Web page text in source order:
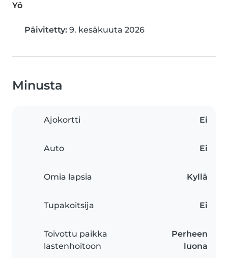
Yö
Päivitetty: 9. kesäkuuta 2026
Minusta
Ajokortti Ei
Auto Ei
Omia lapsia Kyllä
Tupakoitsija Ei
Toivottu paikka
lastenhoitoon
Perheen
luona